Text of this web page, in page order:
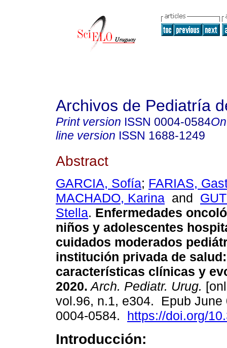
Archivos de Pediatría
Print version ISSN 0004-0584
line version ISSN 1688-1249
Abstract
GARCIA, Sofía; FARIAS,
MACHADO, Karina and
Stella. Enfermedades
niños y adolescentes
cuidados moderados
institución privada de salud:
características clínicas y
2020. Arch. Pediatr. Urug.
vol.96, n.1, e304. Epub June
0004-0584. https://doi.org/
Introducción: